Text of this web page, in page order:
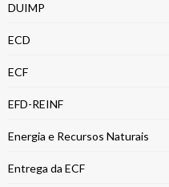
DUIMP
ECD
ECF
EFD-REINF
Energia e Recursos Naturais
Entrega da ECF